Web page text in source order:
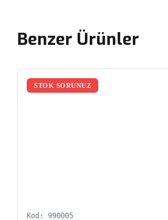
Benzer Ürünler
STOK SORUNUZ
Kod: 990005